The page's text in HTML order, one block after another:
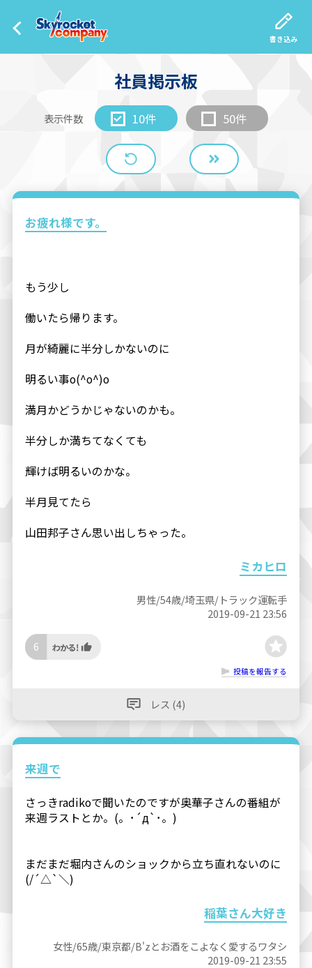
書き込み
社員掲示板
表示件数 10件 50件
お疲れ様です。
もう少し
働いたら帰ります。
月が綺麗に半分しかないのに
明るい事o(^o^)o
満月かどうかじゃないのかも。
半分しか満ちてなくても
輝けば明るいのかな。
半月見てたら
山田邦子さん思い出しちゃった。
ミカヒロ
男性/54歳/埼玉県/トラック運転手
2019-09-21 23:56
6
投稿を報告する
レス (4)
来週で
さっきradikoで聞いたのですが奥華子さんの番組が
来週ラストとか。(。･´д`･。)
まだまだ堀内さんのショックから立ち直れないのに
(/´△`＼)
稲葉さん大好き
女性/65歳/東京都/B'zとお酒をこよなく愛するワタシ
2019-09-21 23:55